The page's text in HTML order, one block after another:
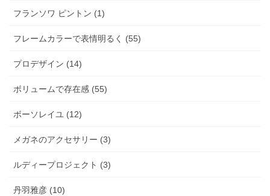
フランソワ ピントン (1)
フレームカラーで表情明るく (55)
プロデザイン (14)
ボリュームで存在感 (55)
ボーソレイユ (12)
メガネのアクセサリー (3)
ルディープロジェクト (3)
丹羽雅彦 (10)